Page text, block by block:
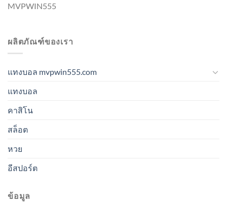
MVPWIN555
ผลิตภัณฑ์ของเรา
แทงบอล mvpwin555.com
แทงบอล
คาสิโน
สล็อต
หวย
อีสปอร์ต
ข้อมูล